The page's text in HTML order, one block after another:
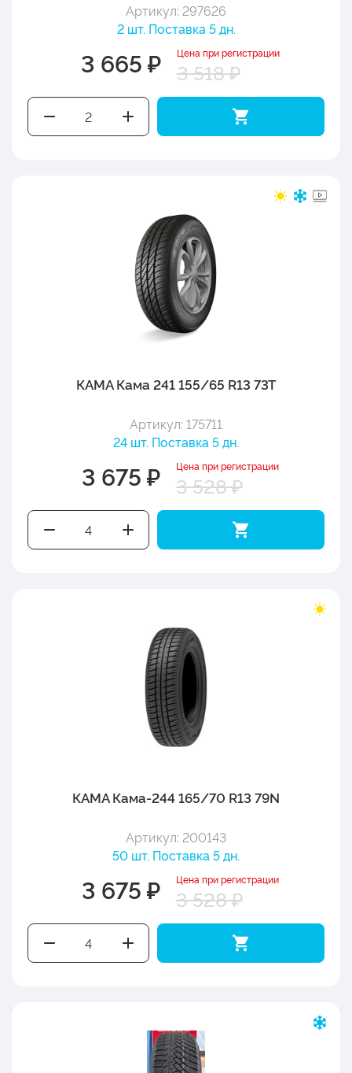
Артикул: 297626
2 шт. Поставка 5 дн.
3 665 ₽ Цена при регистрации
3 518 ₽
КАМА Кама 241 155/65 R13 73T
Артикул: 175711
24 шт. Поставка 5 дн.
3 675 ₽ Цена при регистрации
3 528 ₽
КАМА Кама-244 165/70 R13 79N
Артикул: 200143
50 шт. Поставка 5 дн.
3 675 ₽ Цена при регистрации
3 528 ₽